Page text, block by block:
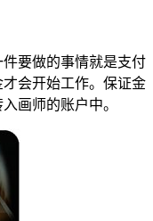
要做的事情就是支付
会开始工作。保证金
画师的账户中。